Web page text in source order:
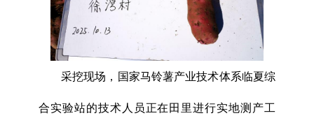
采挖现场，国家马铃薯产业技术体系临夏综
合实验站的技术人员正在田里进行实地测产工